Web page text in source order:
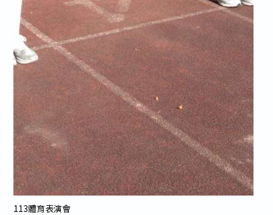
113體育表演會